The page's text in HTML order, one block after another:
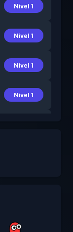
Nivel 1
Nivel 1
Nivel 1
Nivel 1